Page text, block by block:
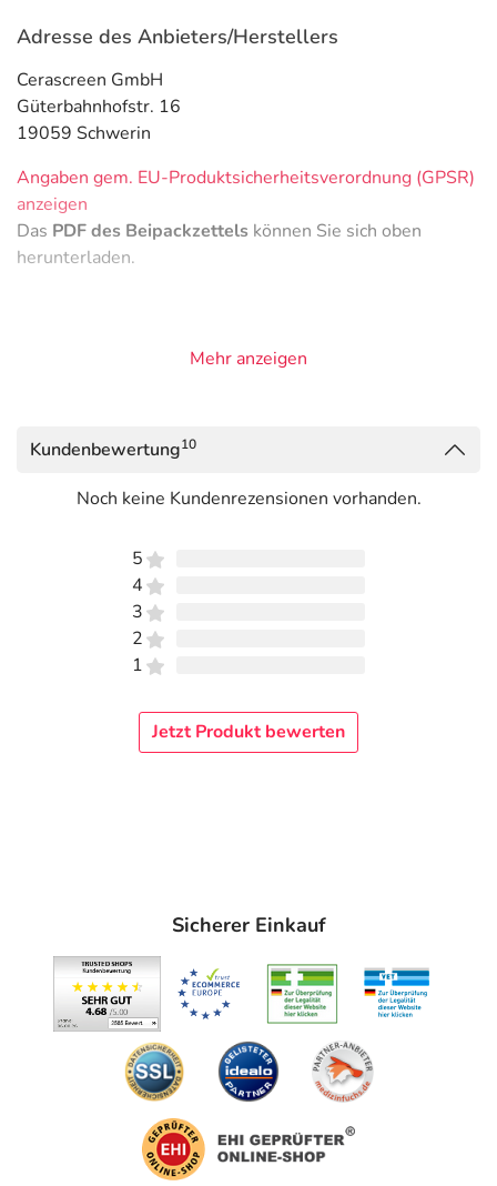
Adresse des Anbieters/Herstellers
Cerascreen GmbH
Güterbahnhofstr. 16
19059 Schwerin
Angaben gem. EU-Produktsicherheitsverordnung (GPSR)
anzeigen
Das PDF des Beipackzettels können Sie sich oben
herunterladen.
Mehr anzeigen
Kundenbewertung10
Noch keine Kundenrezensionen vorhanden.
5
4
3
2
1
Jetzt Produkt bewerten
Sicherer Einkauf